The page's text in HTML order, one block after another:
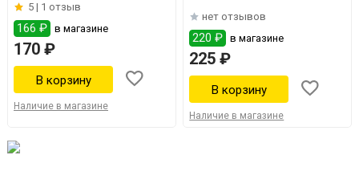
5 | 1 отзыв
166 ₽ в магазине
170 ₽
Наличие в магазине
нет отзывов
220 ₽ в магазине
225 ₽
Наличие в магазине